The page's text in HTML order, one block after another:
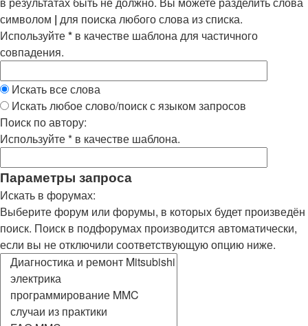
символом | для поиска любого слова из списка.
Используйте* в качестве шаблона для частичного
совпадения.
Искать все слова
Искать любое слово/поиск с языком запросов
Поиск по автору:
Используйте * в качестве шаблона.
Параметры запроса
Искать в форумах:
Выберите форум или форумы, в которых будет произведён
поиск. Поиск в подфорумах производится автоматически,
если вы не отключили соответствующую опцию ниже.